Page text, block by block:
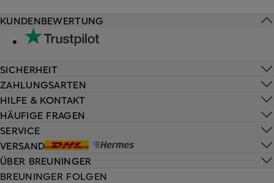
HILFE & KONTAKT
HÄUFIGE FRAGEN
SERVICE
VERSAND
KUNDENBEWERTUNG
SICHERHEIT
ZAHLUNGSARTEN
ÜBER BREUNINGER
BREUNINGER FOLGEN